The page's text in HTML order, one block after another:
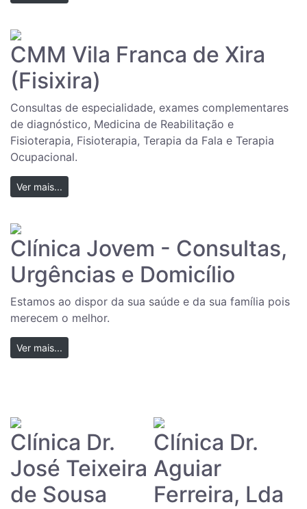
CMM Vila Franca de Xira
(Fisixira)
Consultas de especialidade, exames complementares
de diagnóstico, Medicina de Reabilitação e
Fisioterapia, Fisioterapia, Terapia da Fala e Terapia
Ocupacional.
Ver mais...
Clínica Jovem - Consultas,
Urgências e Domicílio
Estamos ao dispor da sua saúde e da sua família pois
merecem o melhor.
Ver mais...
Clínica Dr.
José Teixeira
de Sousa
Clínica Dr.
Aguiar
Ferreira, Lda